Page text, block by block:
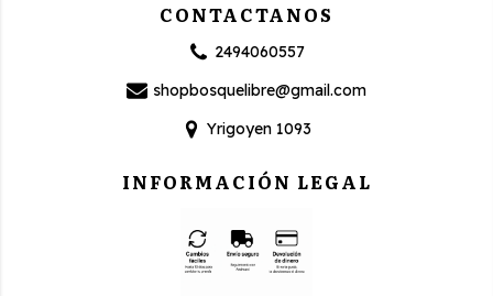
CONTACTANOS
2494060557
shopbosquelibre@gmail.com
Yrigoyen 1093
INFORMACIÓN LEGAL